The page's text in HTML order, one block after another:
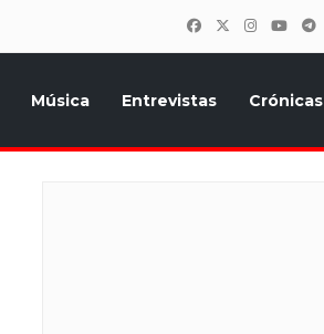
Música Entrevistas Crónicas